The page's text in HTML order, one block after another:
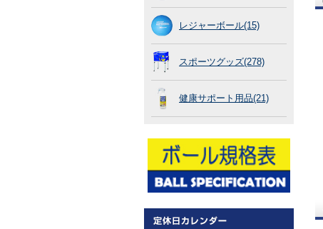
レジャーボール(15)
スポーツグッズ(278)
健康サポート用品(21)